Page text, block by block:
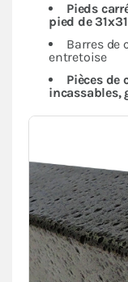
Pieds
pied de
Barres de
entretoise
Pièces de
incassables,